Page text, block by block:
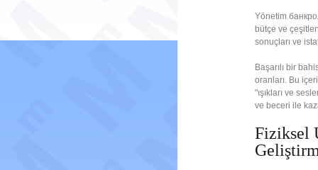
Yönetim
bütçe ve
sonuçları ve
Başarılı bir
oranları. Bu
"ışıkları ve
ve beceri ile
Fiziksel